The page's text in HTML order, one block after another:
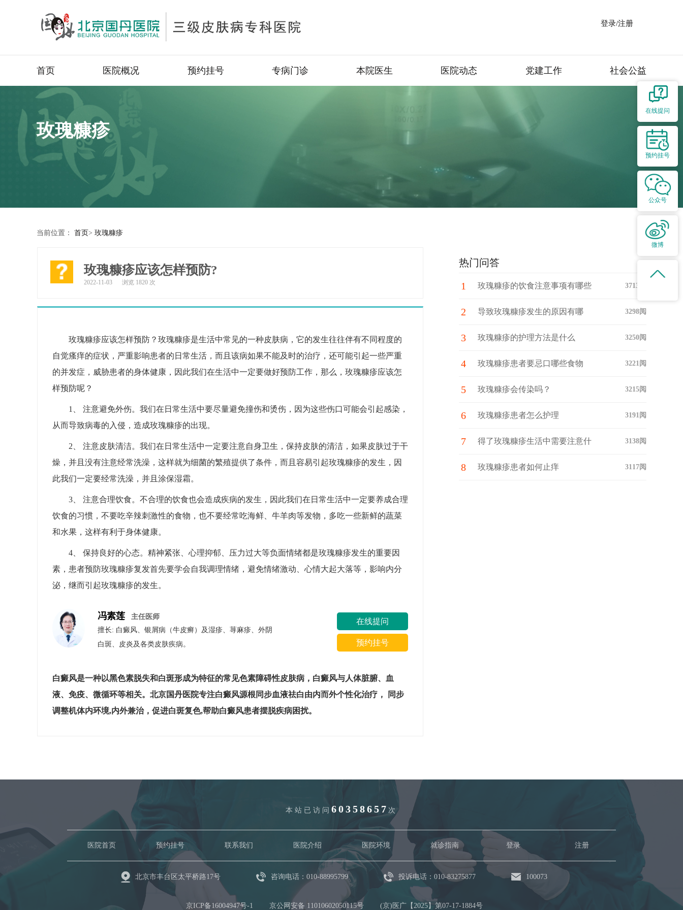
登录/注册
首页 医院概况 预约挂号 专病门诊 本院医生 医院动态 党建工作 社会公益
玫瑰糠疹
当前位置： 首页> 玫瑰糠疹
玫瑰糠疹应该怎样预防?
2022-11-03 浏览 1820 次
玫瑰糠疹应该怎样预防？玫瑰糠疹是生活中常见的一种皮肤病，它的发生往往伴有不同程度的
自觉瘙痒的症状，严重影响患者的日常生活，而且该病如果不能及时的治疗，还可能引起一些严重
的并发症，威胁患者的身体健康，因此我们在生活中一定要做好预防工作，那么，玫瑰糠疹应该怎
样预防呢？
1、 注意避免外伤。我们在日常生活中要尽量避免撞伤和烫伤，因为这些伤口可能会引起感染，
从而导致病毒的入侵，造成玫瑰糠疹的出现。
2、 注意皮肤清洁。我们在日常生活中一定要注意自身卫生，保持皮肤的清洁，如果皮肤过于干
燥，并且没有注意经常洗澡，这样就为细菌的繁殖提供了条件，而且容易引起玫瑰糠疹的发生，因
此我们一定要经常洗澡，并且涂保湿霜。
3、 注意合理饮食。不合理的饮食也会造成疾病的发生，因此我们在日常生活中一定要养成合理
饮食的习惯，不要吃辛辣刺激性的食物，也不要经常吃海鲜、牛羊肉等发物，多吃一些新鲜的蔬菜
和水果，这样有利于身体健康。
4、 保持良好的心态。精神紧张、心理抑郁、压力过大等负面情绪都是玫瑰糠疹发生的重要因
素，患者预防玫瑰糠疹复发首先要学会自我调理情绪，避免情绪激动、心情大起大落等，影响内分
泌，继而引起玫瑰糠疹的发生。
冯素莲
主任医师
擅长: 白癜风、银屑病（牛皮癣）​及​湿疹、荨麻疹、外阴
白斑、皮炎及各类皮肤疾病。
在线提问
预约挂号
白癜风是一种以黑色素脱失和白斑形成为特征的常见色素障碍性皮肤病，白癜风与人体脏腑、血
液、免疫、微循环等相关。北京国丹医院专注白癜风源根同步血液祛白由内而外个性化治疗， 同步
调整机体内环境,内外兼治，促进白斑复色,帮助白癜风患者摆脱疾病困扰。
热门问答
1 玫瑰糠疹的饮食注意事项有哪些
呢?
3713阅
2 导致玫瑰糠疹发生的原因有哪
些？
3298阅
3 玫瑰糠疹的护理方法是什么 3250阅
4 玫瑰糠疹患者要忌口哪些食物 3221阅
5 玫瑰糠疹会传染吗？ 3215阅
6 玫瑰糠疹患者怎么护理 3191阅
7 得了玫瑰糠疹生活中需要注意什
么呢？
3138阅
8 玫瑰糠疹患者如何止痒 3117阅
本站已访问 60358657 次
医院首页 预约挂号 联系我们 医院介绍 医院环境 就诊指南 登录 注册
北京市丰台区太平桥路17号 咨询电话：010-88995799 投诉电话：010-83275877 100073
京ICP备16004947号-1 京公网安备 11010602050115号 (京)医广【2025】第07-17-1884号
在线提问
预约挂号
公众号
微博